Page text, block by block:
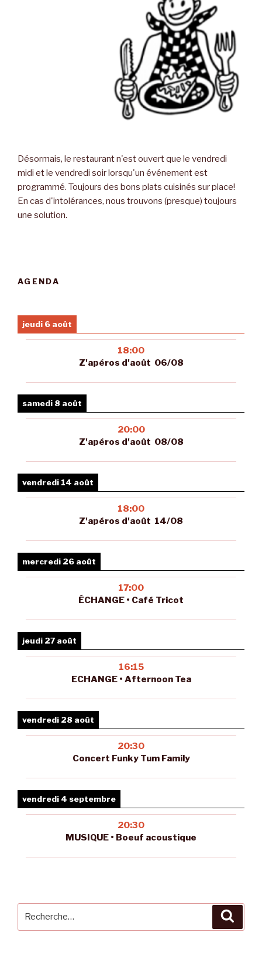
Désormais, le restaurant n'est ouvert que le vendredi
midi et le vendredi soir lorsqu'un événement est
programmé. Toujours des bons plats cuisinés sur place!
En cas d'intolérances, nous trouvons (presque) toujours
une solution.
AGENDA
jeudi 6 août
18:00
Z'apéros d'août 06/08
samedi 8 août
20:00
Z'apéros d'août 08/08
vendredi 14 août
18:00
Z'apéros d'août 14/08
mercredi 26 août
17:00
ÉCHANGE • Café Tricot
jeudi 27 août
16:15
ECHANGE • Afternoon Tea
vendredi 28 août
20:30
Concert Funky Tum Family
vendredi 4 septembre
20:30
MUSIQUE • Boeuf acoustique